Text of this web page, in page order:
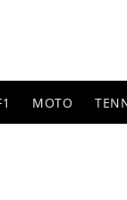
MOTO